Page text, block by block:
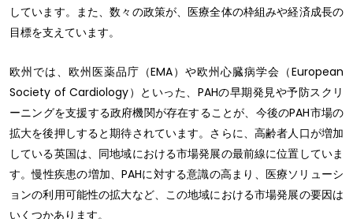
しています。また、数々の政策が、医療全体の枠組みや経済成長の
目標を支えています。
欧州では、欧州医薬品庁（EMA）や欧州心臓病学会（European
Society of Cardiology）といった、PAHの早期発見や予防スクリ
ーニングを支援する政府機関が存在することが、今後のPAH市場の
拡大を後押しすると期待されています。さらに、高齢者人口が増加
している英国は、同地域における市場発展の最前線に位置していま
す。慢性疾患の増加、PAHに対する意識の高まり、医療ソリューシ
ョンの利用可能性の拡大など、この地域における市場発展の要因は
いくつかあります。